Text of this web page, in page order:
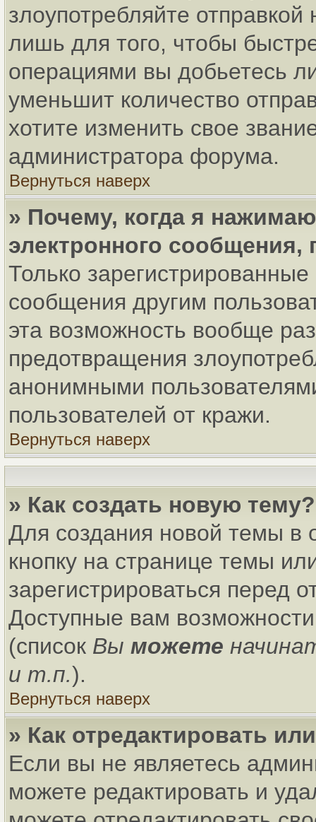
злоупотребляйте
лишь для того, чтобы
операциями вы добьетесь
уменьшит количество
хотите изменить свое
администратора форума.
Вернуться наверх
» Почему, когда я
электронного сообщения,
Только
сообщения другим
эта возможность вообще
предотвращения
анонимными
пользователей от кражи.
Вернуться наверх
» Как создать новую тему?
Для создания новой темы в
кнопку на странице темы
зарегистрироваться перед
Доступные вам
(список Вы можете
и т.п.).
Вернуться наверх
» Как отредактировать
Если вы не являетесь
можете редактировать и